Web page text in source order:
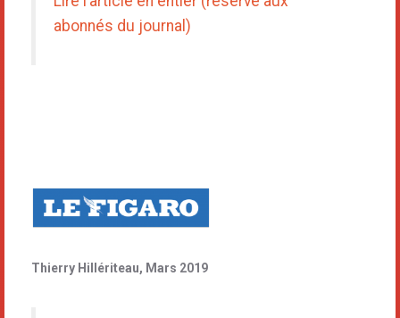
abonnés du journal)
Thierry Hillériteau, Mars 2019